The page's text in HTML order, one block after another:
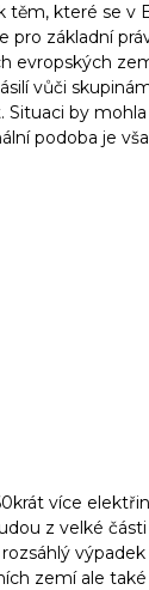
těm, které se v
základní
evropských
vůči
Situaci by
podoba je
více
z velké
zemí ale